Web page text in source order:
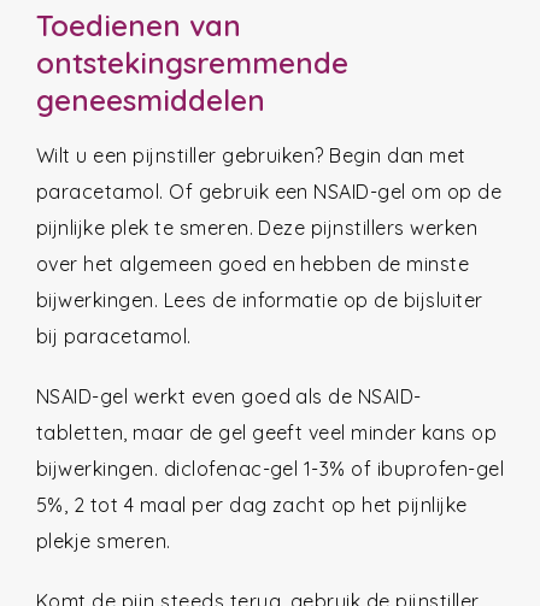
Toedienen van
ontstekingsremmende
geneesmiddelen
Wilt u een pijnstiller gebruiken? Begin dan met
paracetamol. Of gebruik een NSAID-gel om op de
pijnlijke plek te smeren. Deze pijnstillers werken
over het algemeen goed en hebben de minste
bijwerkingen. Lees de informatie op de bijsluiter
bij paracetamol.
NSAID-gel werkt even goed als de NSAID-
tabletten, maar de gel geeft veel minder kans op
bijwerkingen. diclofenac-gel 1-3% of ibuprofen-gel
5%, 2 tot 4 maal per dag zacht op het pijnlijke
plekje smeren.
Komt de pijn steeds terug, gebruik de pijnstiller